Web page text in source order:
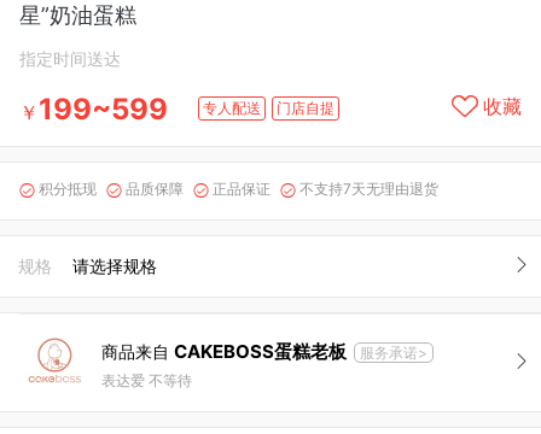
星”奶油蛋糕
指定时间送达
￥ 199~599 专人配送 门店自提 收藏
 积分抵现  品质保障  正品保证  不支持7天无理由退货
规格 请选择规格
商品来自 CAKEBOSS蛋糕老板
服务承诺>
表达爱 不等待